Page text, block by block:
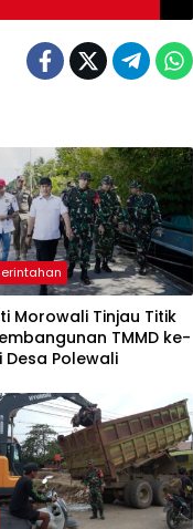
Morowali Tinjau Titik
TMMD ke-
Desa Polewali